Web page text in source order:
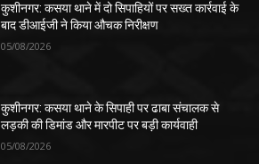
कुशीनगर: कसया थाने में दो सिपाहियों पर सख्त कार्रवाई के
बाद डीआईजी ने किया औचक निरीक्षण
05/08/2026
कुशीनगर: कसया थाने के सिपाही पर ढाबा संचालक से
लड़की की डिमांड और मारपीट पर बड़ी कार्यवाही
05/08/2026